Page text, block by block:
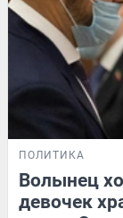
ПОЛИТИКА
Волынец
девочек